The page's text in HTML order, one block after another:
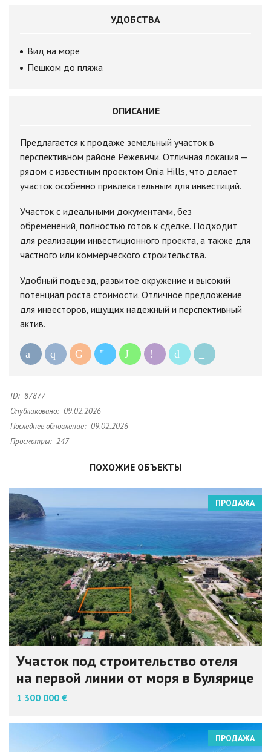
УДОБСТВА
Вид на море
Пешком до пляжа
ОПИСАНИЕ
Предлагается к продаже земельный участок в
перспективном районе Режевичи. Отличная локация —
рядом с известным проектом Onia Hills, что делает
участок особенно привлекательным для инвестиций.
Участок с идеальными документами, без
обременений, полностью готов к сделке. Подходит
для реализации инвестиционного проекта, а также для
частного или коммерческого строительства.
Удобный подъезд, развитое окружение и высокий
потенциал роста стоимости. Отличное предложение
для инвесторов, ищущих надежный и перспективный
актив.
ID: 87877
Опубликовано: 09.02.2026
Последнее обновление: 09.02.2026
Просмотры: 247
ПОХОЖИЕ ОБЪЕКТЫ
ПРОДАЖА
Участок под строительство отеля
на первой линии от моря в Булярице
1 300 000 €
ПРОДАЖА